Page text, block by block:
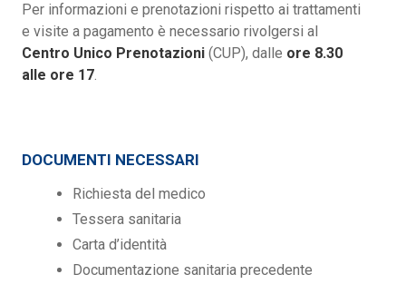
Per informazioni e prenotazioni rispetto ai trattamenti
e visite a pagamento è necessario rivolgersi al
Centro Unico Prenotazioni (CUP), dalle ore 8.30
alle ore 17.
DOCUMENTI NECESSARI
Richiesta del medico
Tessera sanitaria
Carta d’identità
Documentazione sanitaria precedente